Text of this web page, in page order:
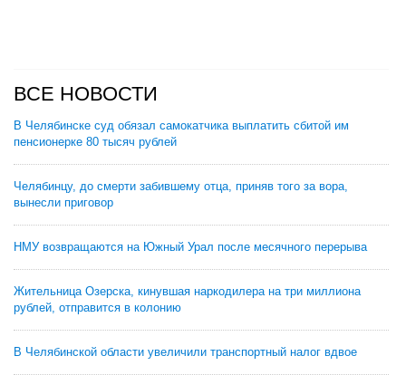
ВСЕ НОВОСТИ
В Челябинске суд обязал самокатчика выплатить сбитой им
пенсионерке 80 тысяч рублей
Челябинцу, до смерти забившему отца, приняв того за вора,
вынесли приговор
НМУ возвращаются на Южный Урал после месячного перерыва
Жительница Озерска, кинувшая наркодилера на три миллиона
рублей, отправится в колонию
В Челябинской области увеличили транспортный налог вдвое